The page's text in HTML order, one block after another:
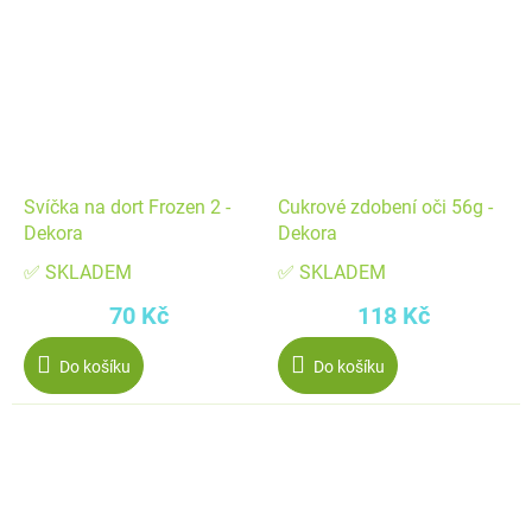
Svíčka na dort Frozen 2 -
Dekora
✅ SKLADEM
70 Kč
Do košíku
Cukrové zdobení oči 56g -
Dekora
✅ SKLADEM
118 Kč
Do košíku